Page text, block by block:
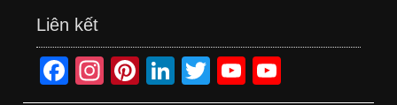
Liên kết
F
In
Pi
Li
T
Y